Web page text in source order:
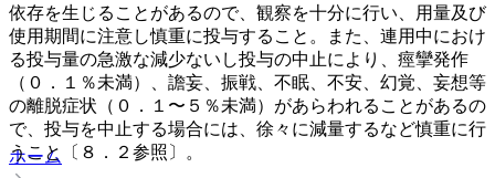
依存を生じることがあるので、観察を十分に行い、用量及び
使用期間に注意し慎重に投与すること。また、連用中におけ
る投与量の急激な減少ないし投与の中止により、痙攣発作
（０．１％未満）、譫妄、振戦、不眠、不安、幻覚、妄想等
の離脱症状（０．１〜５％未満）があらわれることがあるの
で、投与を中止する場合には、徐々に減量するなど慎重に行
うこと〔８．２参照〕。
ホーム